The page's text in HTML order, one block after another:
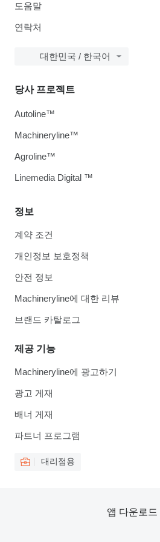
도움말
연락처
대한민국 / 한국어
정보
계약 조건
개인정보 보호정책
안전 정보
Machineryline에 대한 리뷰
브랜드 카탈로그
제공 기능
Machineryline에 광고하기
광고 게재
배너 게재
파트너 프로그램
대리점용
당사 프로젝트
Autoline™
Machineryline™
Agroline™
Linemedia Digital ™
앱 다운로드